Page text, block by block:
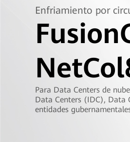
Enfriamiento por
Para Data Centers de
Data Centers (IDC), Data
entidades